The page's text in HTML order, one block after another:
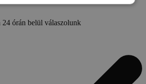
órán belül válaszolunk
Teljesítmény